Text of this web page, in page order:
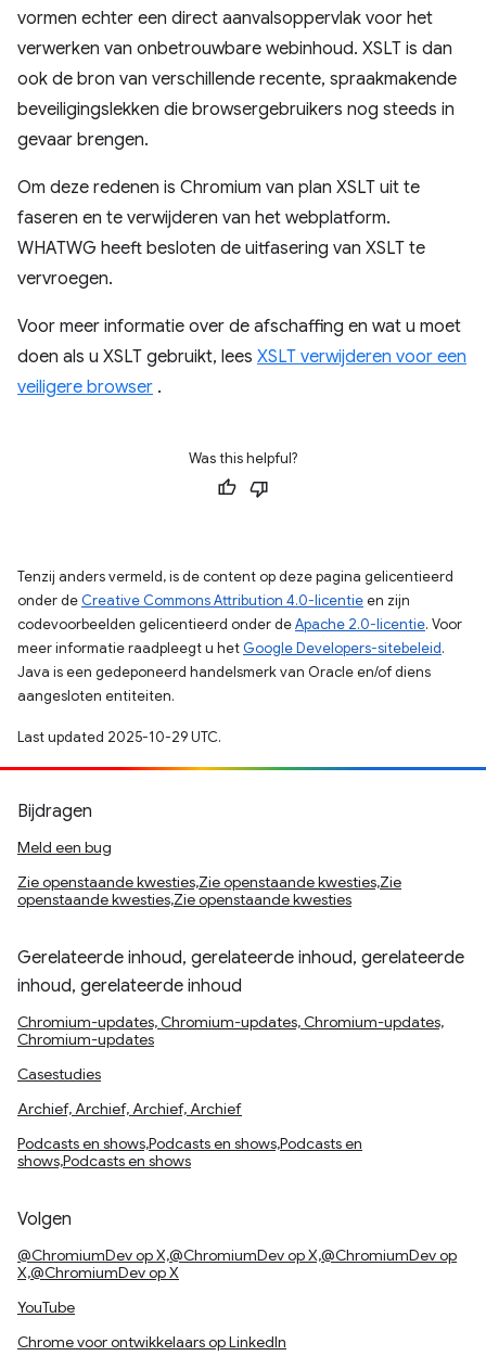
vormen echter een direct aanvalsoppervlak voor het
verwerken van onbetrouwbare webinhoud. XSLT is dan
ook de bron van verschillende recente, spraakmakende
beveiligingslekken die browsergebruikers nog steeds in
gevaar brengen.
Om deze redenen is Chromium van plan XSLT uit te
faseren en te verwijderen van het webplatform.
WHATWG heeft besloten de uitfasering van XSLT te
vervroegen.
Voor meer informatie over de afschaffing en wat u moet
doen als u XSLT gebruikt, lees XSLT verwijderen voor een
veiligere browser .
Was this helpful?
Tenzij anders vermeld, is de content op deze pagina gelicentieerd
onder de Creative Commons Attribution 4.0-licentieen zijn
codevoorbeelden gelicentieerd onder deApache 2.0-licentie. Voor
meer informatie raadpleegt u het Google Developers-sitebeleid.
Java is een gedeponeerd handelsmerk van Oracle en/of diens
aangesloten entiteiten.
Last updated 2025-10-29 UTC.
Bijdragen
Meld een bug
Zie openstaande kwesties,Zie openstaande kwesties,Zie
openstaande kwesties,Zie openstaande kwesties
Gerelateerde inhoud, gerelateerde inhoud, gerelateerde
inhoud, gerelateerde inhoud
Chromium-updates, Chromium-updates, Chromium-updates,
Chromium-updates
Casestudies
Archief, Archief, Archief, Archief
Podcasts en shows,Podcasts en shows,Podcasts en
shows,Podcasts en shows
Volgen
@ChromiumDev op X,@ChromiumDev op X,@ChromiumDev op
X,@ChromiumDev op X
YouTube
Chrome voor ontwikkelaars op LinkedIn